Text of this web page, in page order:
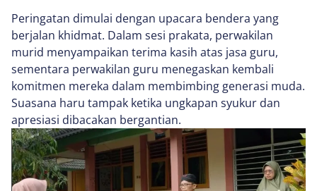
Peringatan dimulai dengan upacara bendera yang
berjalan khidmat. Dalam sesi prakata, perwakilan
murid menyampaikan terima kasih atas jasa guru,
sementara perwakilan guru menegaskan kembali
komitmen mereka dalam membimbing generasi muda.
Suasana haru tampak ketika ungkapan syukur dan
apresiasi dibacakan bergantian.